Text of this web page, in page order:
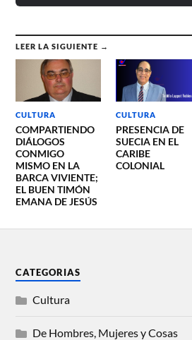
LEER LA SIGUIENTE →
CULTURA
COMPARTIENDO
DIÁLOGOS
CONMIGO
MISMO EN LA
BARCA VIVIENTE;
EL BUEN TIMÓN
EMANA DE JESÚS
CULTURA
PRESENCIA DE
SUECIA EN EL
CARIBE
COLONIAL
CATEGORIAS
Cultura
De Hombres, Mujeres y Cosas